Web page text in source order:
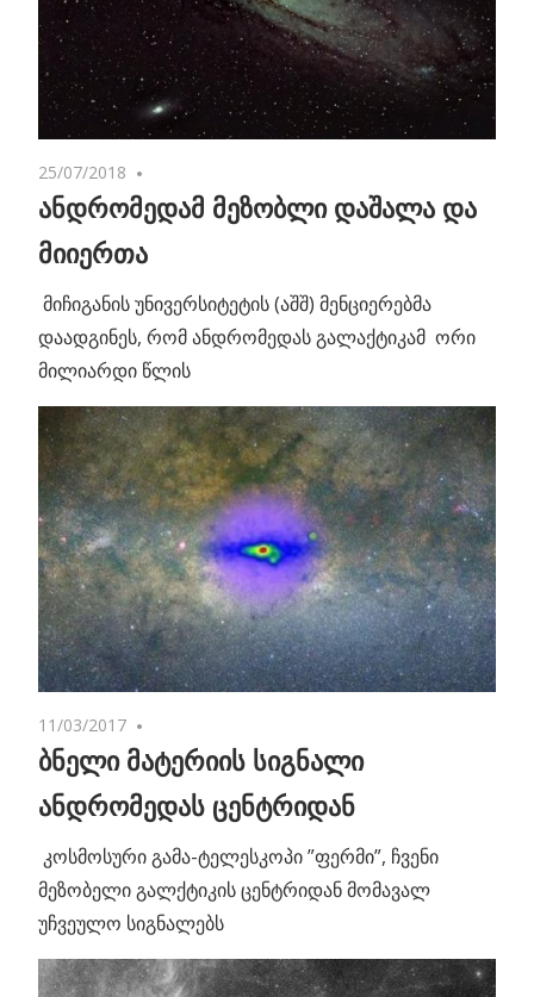
25/07/2018
ანდრომედამ მეზობლი დაშალა და
მიიერთა
მიჩიგანის უნივერსიტეტის (აშშ) მენციერებმა
დაადგინეს, რომ ანდრომედას გალაქტიკამ ორი
მილიარდი წლის
11/03/2017
ბნელი მატერიის სიგნალი
ანდრომედას ცენტრიდან
კოსმოსური გამა-ტელესკოპი ”ფერმი”, ჩვენი
მეზობელი გალქტიკის ცენტრიდან მომავალ
უჩვეულო სიგნალებს